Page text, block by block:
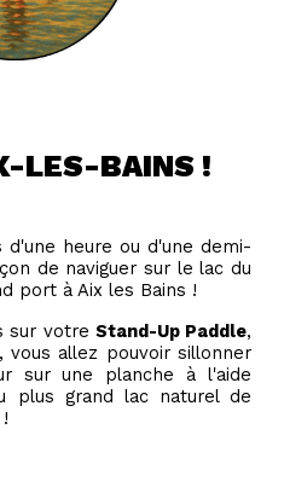
LES-BAINS !
heure ou d'une demi-
de naviguer sur le lac du
port à Aix les Bains !
sur votre Stand-Up Paddle,
vous allez pouvoir sillonner
sur une planche à l'aide
plus grand lac naturel de
!